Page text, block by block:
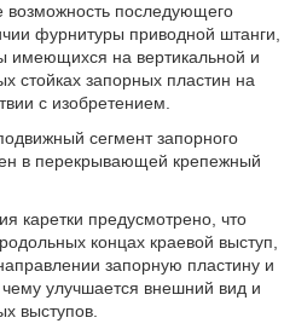
возможность последующего
фурнитуры приводной штанги,
имеющихся на вертикальной и
стойках запорных пластин на
с изобретением.
сегмент запорного
в перекрывающей крепежный
каретки предусмотрено, что
концах краевой выступ,
запорную пластину и
улучшается внешний вид и
выступов.